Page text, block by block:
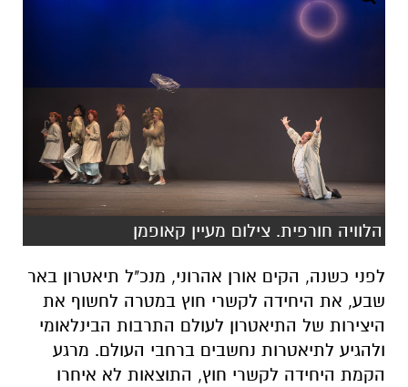
הלוויה חורפית. צילום מעיין קאופמן
לפני כשנה, הקים אורן אהרוני, מנכ"ל תיאטרון באר
שבע, את היחידה לקשרי חוץ במטרה לחשוף את
היצירות של התיאטרון לעולם התרבות הבינלאומי
ולהגיע לתיאטרות נחשבים ברחבי העולם. מרגע
הקמת היחידה לקשרי חוץ, התוצאות לא איחרו